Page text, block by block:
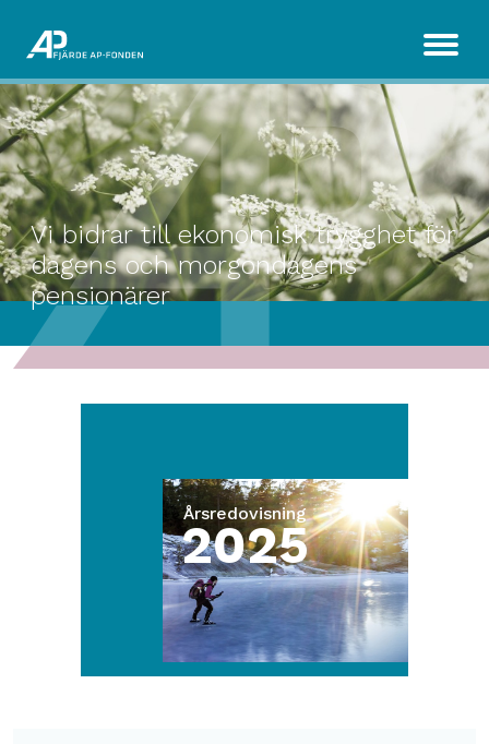
Vi bidrar till ekonomisk trygghet för
dagens och morgondagens
pensionärer
Årsredovisning
2025